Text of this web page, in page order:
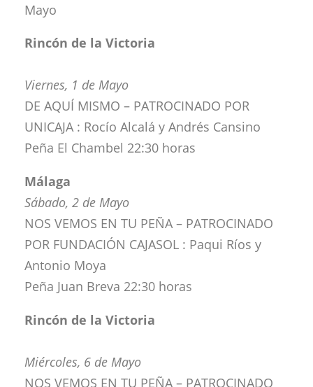
Mayo
Rincón de la Victoria
Viernes, 1 de Mayo
DE AQUÍ MISMO – PATROCINADO POR
UNICAJA : Rocío Alcalá y Andrés Cansino
Peña El Chambel 22:30 horas
Málaga
Sábado, 2 de Mayo
NOS VEMOS EN TU PEÑA – PATROCINADO
POR FUNDACIÓN CAJASOL : Paqui Ríos y
Antonio Moya
Peña Juan Breva 22:30 horas
Rincón de la Victoria
Miércoles, 6 de Mayo
NOS VEMOS EN TU PEÑA – PATROCINADO